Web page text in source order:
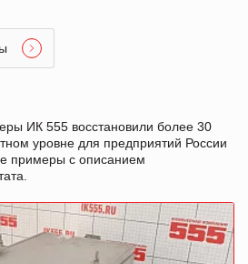
ИК 555 восстановили более 30
уровне для предприятий России
примеры с описанием